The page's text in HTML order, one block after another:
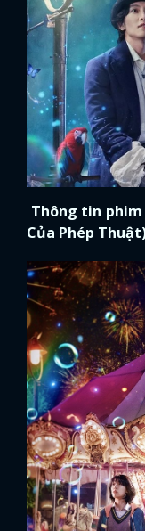
Thông tin phim
Của Phép